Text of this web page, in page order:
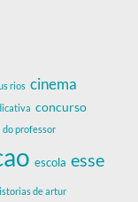
rios cinema
concurso
do professor
escola esse
de artur